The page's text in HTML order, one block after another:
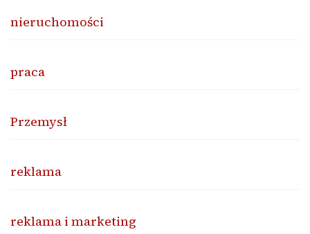
nieruchomości
praca
Przemysł
reklama
reklama i marketing